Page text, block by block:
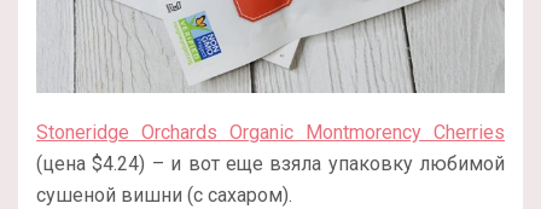
Stoneridge Orchards Organic Montmorency Cherries
(цена $4.24) – и вот еще взяла упаковку любимой
сушеной вишни (с сахаром).